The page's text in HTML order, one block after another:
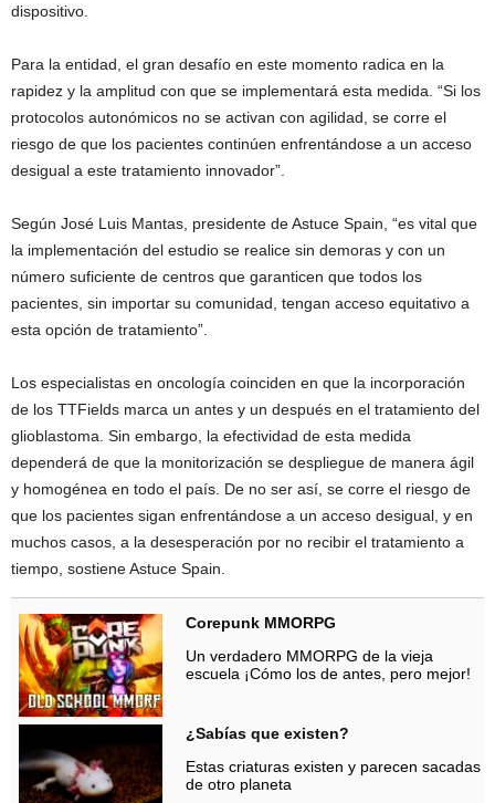
dispositivo.
Para la entidad, el gran desafío en este momento radica en la
rapidez y la amplitud con que se implementará esta medida. “Si los
protocolos autonómicos no se activan con agilidad, se corre el
riesgo de que los pacientes continúen enfrentándose a un acceso
desigual a este tratamiento innovador”.
Según José Luis Mantas, presidente de Astuce Spain, “es vital que
la implementación del estudio se realice sin demoras y con un
número suficiente de centros que garanticen que todos los
pacientes, sin importar su comunidad, tengan acceso equitativo a
esta opción de tratamiento”.
Los especialistas en oncología coinciden en que la incorporación
de los TTFields marca un antes y un después en el tratamiento del
glioblastoma. Sin embargo, la efectividad de esta medida
dependerá de que la monitorización se despliegue de manera ágil
y homogénea en todo el país. De no ser así, se corre el riesgo de
que los pacientes sigan enfrentándose a un acceso desigual, y en
muchos casos, a la desesperación por no recibir el tratamiento a
tiempo, sostiene Astuce Spain.
Corepunk MMORPG
Un verdadero MMORPG de la vieja
escuela ¡Cómo los de antes, pero mejor!
¿Sabías que existen?
Estas criaturas existen y parecen sacadas
de otro planeta